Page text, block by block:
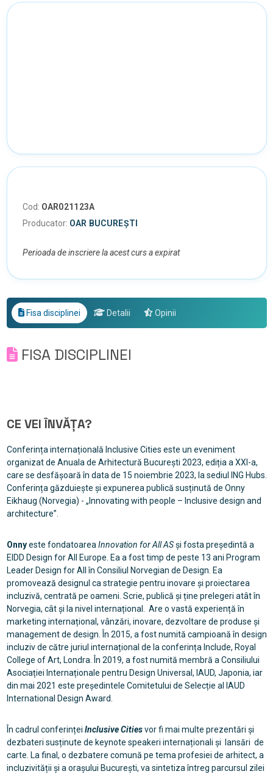
Cod: OAR021123A
Producator: OAR BUCUREȘTI
Perioada de inscriere la acest curs a expirat
Fisa disciplinei Detalii Opinii
FISA DISCIPLINEI
CE VEI ÎNVĂȚA?
Conferința internațională Inclusive Cities este un eveniment
organizat de Anuala de Arhitectură București 2023, ediția a XXI-a,
care se desfășoară în data de 15 noiembrie 2023, la sediul ING Hubs.
Conferința găzduiește și expunerea publică susținută de Onny
Eikhaug (Norvegia) - „Innovating with people – Inclusive design and
architecture”.
Onnyeste fondatoarea Innovation for All ASși fosta președintă a
EIDD Design for All Europe. Ea a fost timp de peste 13 ani Program
Leader Design for All în Consiliul Norvegian de Design. Ea
promovează designul ca strategie pentru inovare și proiectarea
incluzivă, centrată pe oameni. Scrie, publică și ține prelegeri atât în ​​
Norvegia, cât și la nivel internațional. Are o vastă experiență în
marketing internațional, vânzări, inovare, dezvoltare de produse și
management de design. În 2015, a fost numită campioană în design
incluziv de către juriul internațional de la conferința Include, Royal
College of Art, Londra. În 2019, a fost numită membră a Consiliului
Asociației Internaționale pentru Design Universal, IAUD, Japonia, iar
din mai 2021 este președintele Comitetului de Selecție al IAUD
International Design Award.
În cadrul conferinței Inclusive Citiesvor fi mai multe prezentări și
dezbateri susținute de keynote speakeri internaționali și lansări de
carte. La final, o dezbatere comună pe tema profesiei de arhitect, a
incluzivității și a orașului București, va sintetiza întreg parcursul zilei